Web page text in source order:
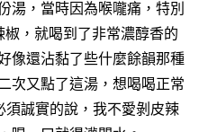
湯，當時因為喉嚨痛，特別
，就喝到了非常濃醇香的
像還沾黏了些什麼餘韻那種
次又點了這湯，想喝喝正常
須誠實的說，我不愛剝皮辣